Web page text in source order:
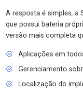
A resposta é simples, a
que possui bateria
versão mais completa
Aplicações em
Gerenciamento
Localização do